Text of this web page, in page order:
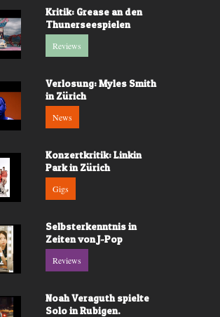
Kritik: Grease an den
Thunerseespielen
Reviews
Verlosung: Myles Smith
in Zürich
News
Konzertkritik: Linkin
Park in Zürich
Gigs
Selbsterkenntnis in
Zeiten von J-Pop
Reviews
Noah Veraguth spielte
Solo in Rubigen.